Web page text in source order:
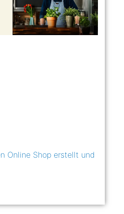
Online Shop erstellt und